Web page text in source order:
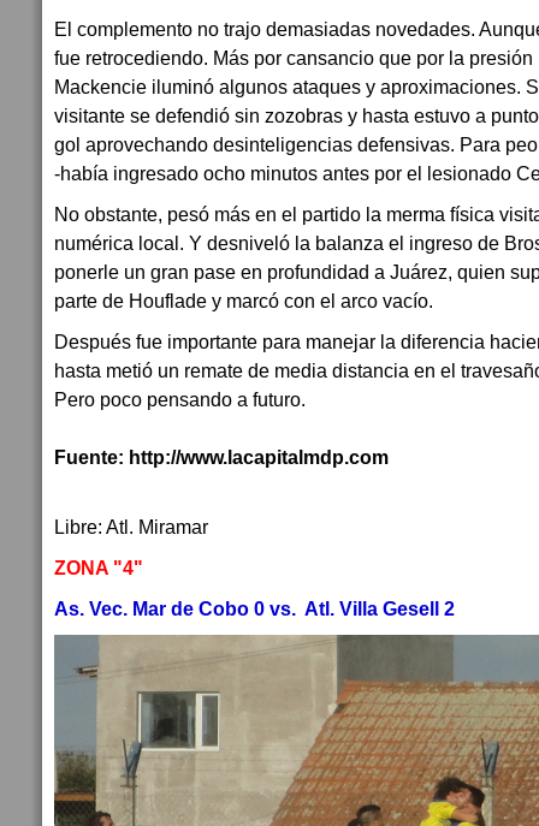
El complemento no trajo demasiadas novedades.
fue retrocediendo. Más por cansancio que por la
Mackencie iluminó algunos ataques y aproximaciones.
visitante se defendió sin zozobras y hasta estuvo a
gol aprovechando desinteligencias defensivas. Para
-había ingresado ocho minutos antes por el lesionado
No obstante, pesó más en el partido la merma física
numérica local. Y desniveló la balanza el ingreso de
ponerle un gran pase en profundidad a Juárez, quien
parte de Houflade y marcó con el arco vacío.
Después fue importante para manejar la diferencia
hasta metió un remate de media distancia en el
Pero poco pensando a futuro.
Fuente: http://www.lacapitalmdp.com
Libre: Atl. Miramar
ZONA "4"
As. Vec. Mar de Cobo 0 vs. Atl. Villa Gesell 2